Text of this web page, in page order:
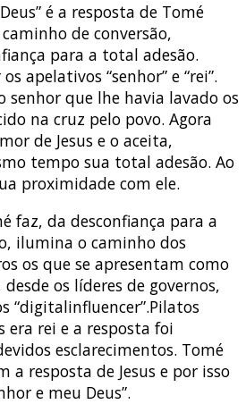
é a resposta de Tomé
de conversão,
para a total adesão.
apelativos “senhor” e “rei”.
senhor que lhe havia lavado os
na cruz pelo povo. Agora
de Jesus e o aceita,
tempo sua total adesão. Ao
proximidade com ele.
faz, da desconfiança para a
ilumina o caminho dos
os que se apresentam como
desde os líderes de governos,
“digitalinfluencer”.Pilatos
era rei e a resposta foi
esclarecimentos. Tomé
resposta de Jesus e por isso
e meu Deus”.